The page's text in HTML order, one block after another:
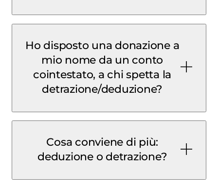
Ho disposto una donazione a
mio nome da un conto
cointestato, a chi spetta la
detrazione/deduzione?
Cosa conviene di più:
deduzione o detrazione?